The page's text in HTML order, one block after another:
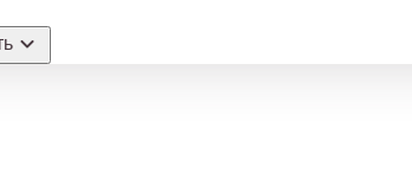
городах.
,чем мы очень гордимся!